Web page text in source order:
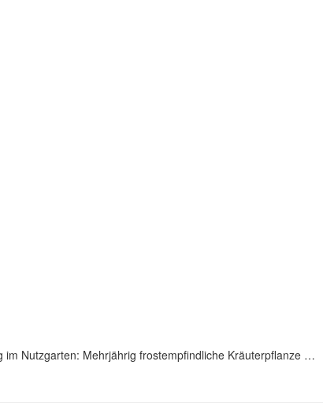
Nutzgarten: Mehrjährig frostempfindliche Kräuterpflanze …